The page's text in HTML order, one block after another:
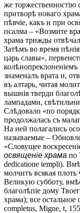
же торжественностію
притворѣ новаго
пѣвчіе, какъ и при
псалма – «Возмите
храма трижды
Затѣмъ во время
царь славы»,
знаменалъ врата и,
въ алтарь, читая
вышнія тверди
лампадами,
Слѣдовало «по
продолжалась съ
На ней полагались
называемые –
«Словущее
освященіе храма по
dedicatione templi).
молчитъ всякая
Великую субботу,
благолѣпіе дому
храма); все
completus, Migne, t,